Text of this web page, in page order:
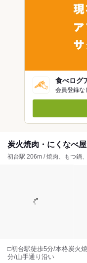
食べログ
会員登録な
炭火焼肉・にくなべ
初台駅 206m / 焼肉、もつ鍋
□初台駅徒歩5分/本格炭火
分/山手通り沿い